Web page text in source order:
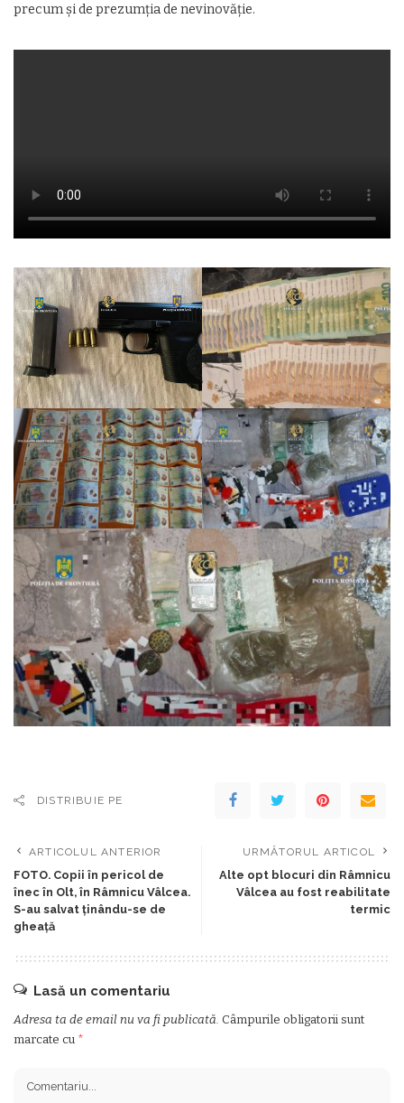
precum și de prezumția de nevinovăție.
DISTRIBUIE PE
ARTICOLUL ANTERIOR
FOTO. Copii în pericol de
înec în Olt, în Râmnicu Vâlcea.
S-au salvat ținându-se de
gheață
URMĂTORUL ARTICOL
Alte opt blocuri din Râmnicu
Vâlcea au fost reabilitate
termic
Lasă un comentariu
Adresa ta de email nu va fi publicată. Câmpurile obligatorii sunt
marcate cu *